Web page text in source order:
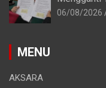
06/08/2026
MENU
AKSARA